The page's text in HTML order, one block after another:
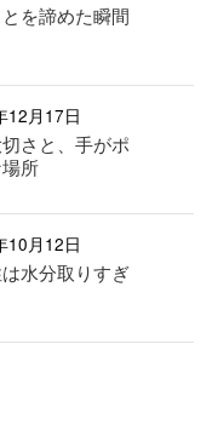
を諦めた瞬間
12月17日
さと、手がポ
所
10月12日
水分取りすぎ